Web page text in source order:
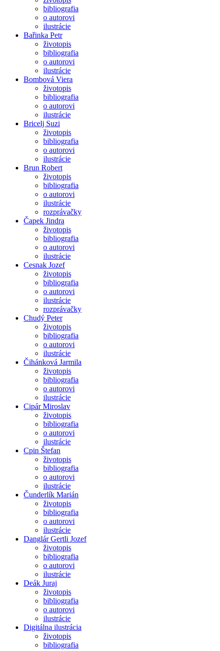
bibliografia
o autorovi
ilustrácie
Bařinka Petr
životopis
bibliografia
o autorovi
ilustrácie
Bombová Viera
životopis
bibliografia
o autorovi
ilustrácie
Bricelj Suzi
životopis
bibliografia
o autorovi
ilustrácie
Brun Robert
životopis
bibliografia
o autorovi
ilustrácie
rozprávačky
Čapek Jindra
životopis
bibliografia
o autorovi
ilustrácie
Cesnak Jozef
životopis
bibliografia
o autorovi
ilustrácie
rozprávačky
Chudý Peter
životopis
bibliografia
o autorovi
ilustrácie
Čihánková Jarmila
životopis
bibliografia
o autorovi
ilustrácie
Cipár Miroslav
životopis
bibliografia
o autorovi
ilustrácie
Cpin Štefan
životopis
bibliografia
o autorovi
ilustrácie
Čunderlík Marián
životopis
bibliografia
o autorovi
ilustrácie
Danglár Gertli Jozef
životopis
bibliografia
o autorovi
ilustrácie
Deák Juraj
životopis
bibliografia
o autorovi
ilustrácie
Digitálna ilustrácia
životopis
bibliografia